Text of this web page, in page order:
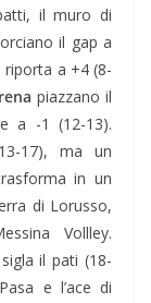
il muro di
il gap a
riporta a +4 (8-
piazzano il
a -1 (12-13).
17), ma un
in un
di Lorusso,
Vollley.
il pati (18-
e l’ace di